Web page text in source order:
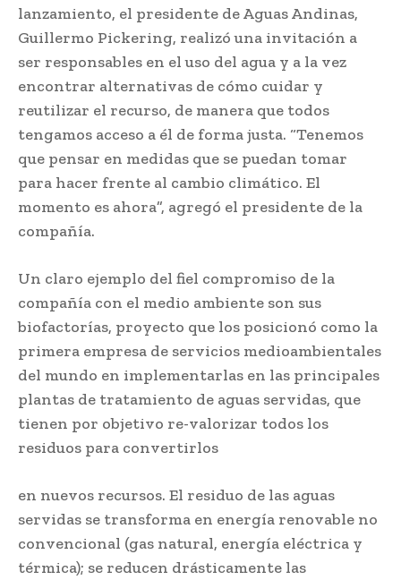
lanzamiento, el presidente de Aguas Andinas,
Guillermo Pickering, realizó una invitación a
ser responsables en el uso del agua y a la vez
encontrar alternativas de cómo cuidar y
reutilizar el recurso, de manera que todos
tengamos acceso a él de forma justa. “Tenemos
que pensar en medidas que se puedan tomar
para hacer frente al cambio climático. El
momento es ahora”, agregó el presidente de la
compañía.
Un claro ejemplo del fiel compromiso de la
compañía con el medio ambiente son sus
biofactorías, proyecto que los posicionó como la
primera empresa de servicios medioambientales
del mundo en implementarlas en las principales
plantas de tratamiento de aguas servidas, que
tienen por objetivo re-valorizar todos los
residuos para convertirlos
en nuevos recursos. El residuo de las aguas
servidas se transforma en energía renovable no
convencional (gas natural, energía eléctrica y
térmica); se reducen drásticamente las